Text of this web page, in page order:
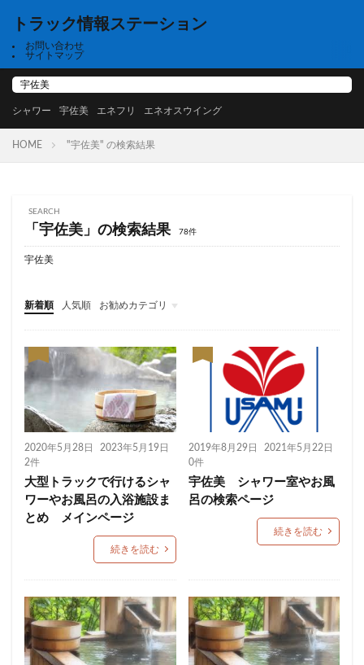
トラック情報ステーション
お問い合わせ
サイトマップ
シャワー 宇佐美 エネフリ エネオスウイング
HOME "宇佐美" の検索結果
SEARCH
「宇佐美」の検索結果 78件
宇佐美
新着順 人気順 お勧めカテゴリ
高速道路
高速、シャワー、NEXCO西日本、高速道路、中国、関西
2020年5月28日
2023年5月19日
2件
大型トラックで行けるシャ
ワーやお風呂の入浴施設ま
とめ メインページ
続きを読む
2019年8月29日
2021年5月22日
0件
宇佐美 シャワー室やお風
呂の検索ページ
続きを読む